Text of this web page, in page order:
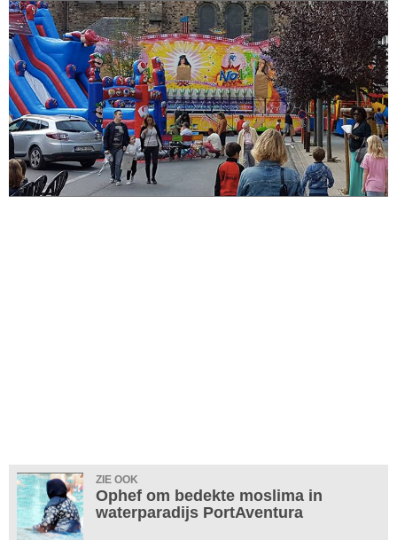
ZIE OOK
Ophef om bedekte moslima in
waterparadijs PortAventura